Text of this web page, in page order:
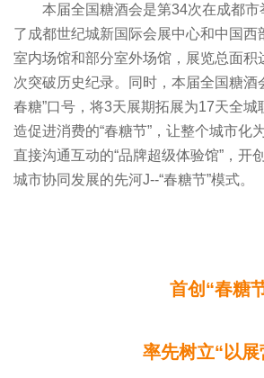
本届全国糖酒会是第34次在成都市
了成都世纪城新国际会展中心和中国西
室内场馆和部分室外场馆，展览总面积
次突破历史纪录。同时，本届全国糖酒
春糖”口号，将3天展期拓展为17天全
造促进消费的“春糖节”，让整个城市化
直接沟通互动的“品牌超级体验馆”，开
城市协同发展的先河J--“春糖节”模式。
首创“春糖
率先树立“以展